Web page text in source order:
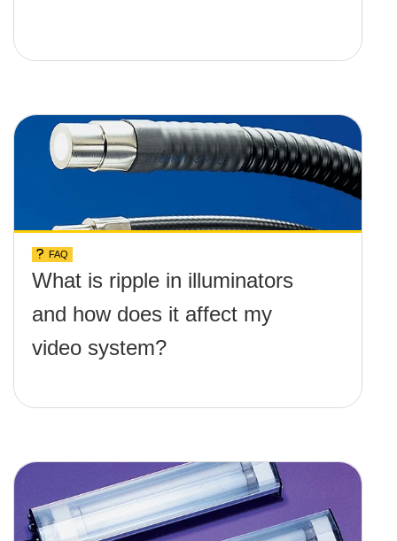
FAQ
What is ripple in illuminators
and how does it affect my
video system?